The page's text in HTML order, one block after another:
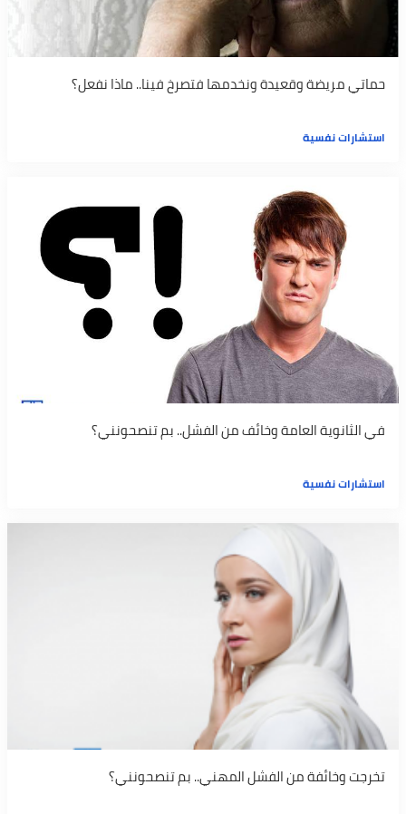
حماتي مريضة وقعيدة ونخدمها فتصرخ فينا.. ماذا نفعل؟
استشارات نفسية
في الثانوية العامة وخائف من الفشل.. بم تنصحونني؟
استشارات نفسية
تخرجت وخائفة من الفشل المهني.. بم تنصحونني؟